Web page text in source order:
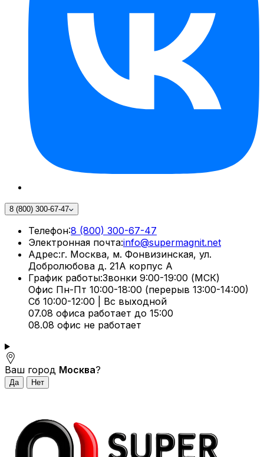
8 (800) 300-67-47
Телефон:8 (800) 300-67-47
Электронная почта:info@supermagnit.net
Адрес:г. Москва, м. Фонвизинская, ул.
Добролюбова д. 21А корпус А
График работы:Звонки 9:00-19:00 (МСК)
Офис Пн-Пт 10:00-18:00 (перерыв 13:00-14:00)
Сб 10:00-12:00 | Вс выходной
07.08 офиса работает до 15:00
08.08 офис не работает
Ваш город Москва?